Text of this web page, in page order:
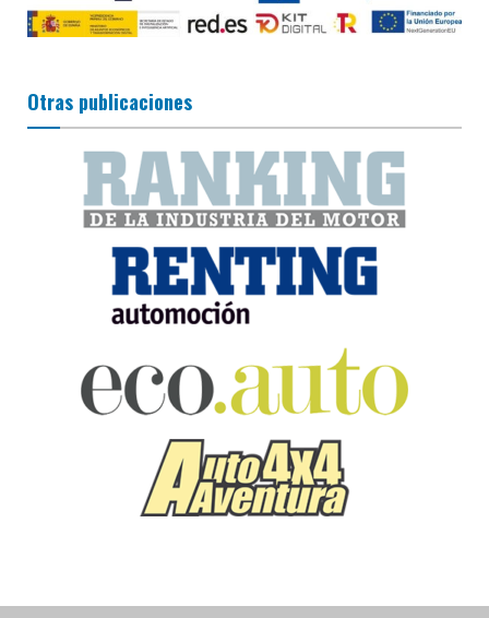
Otras publicaciones